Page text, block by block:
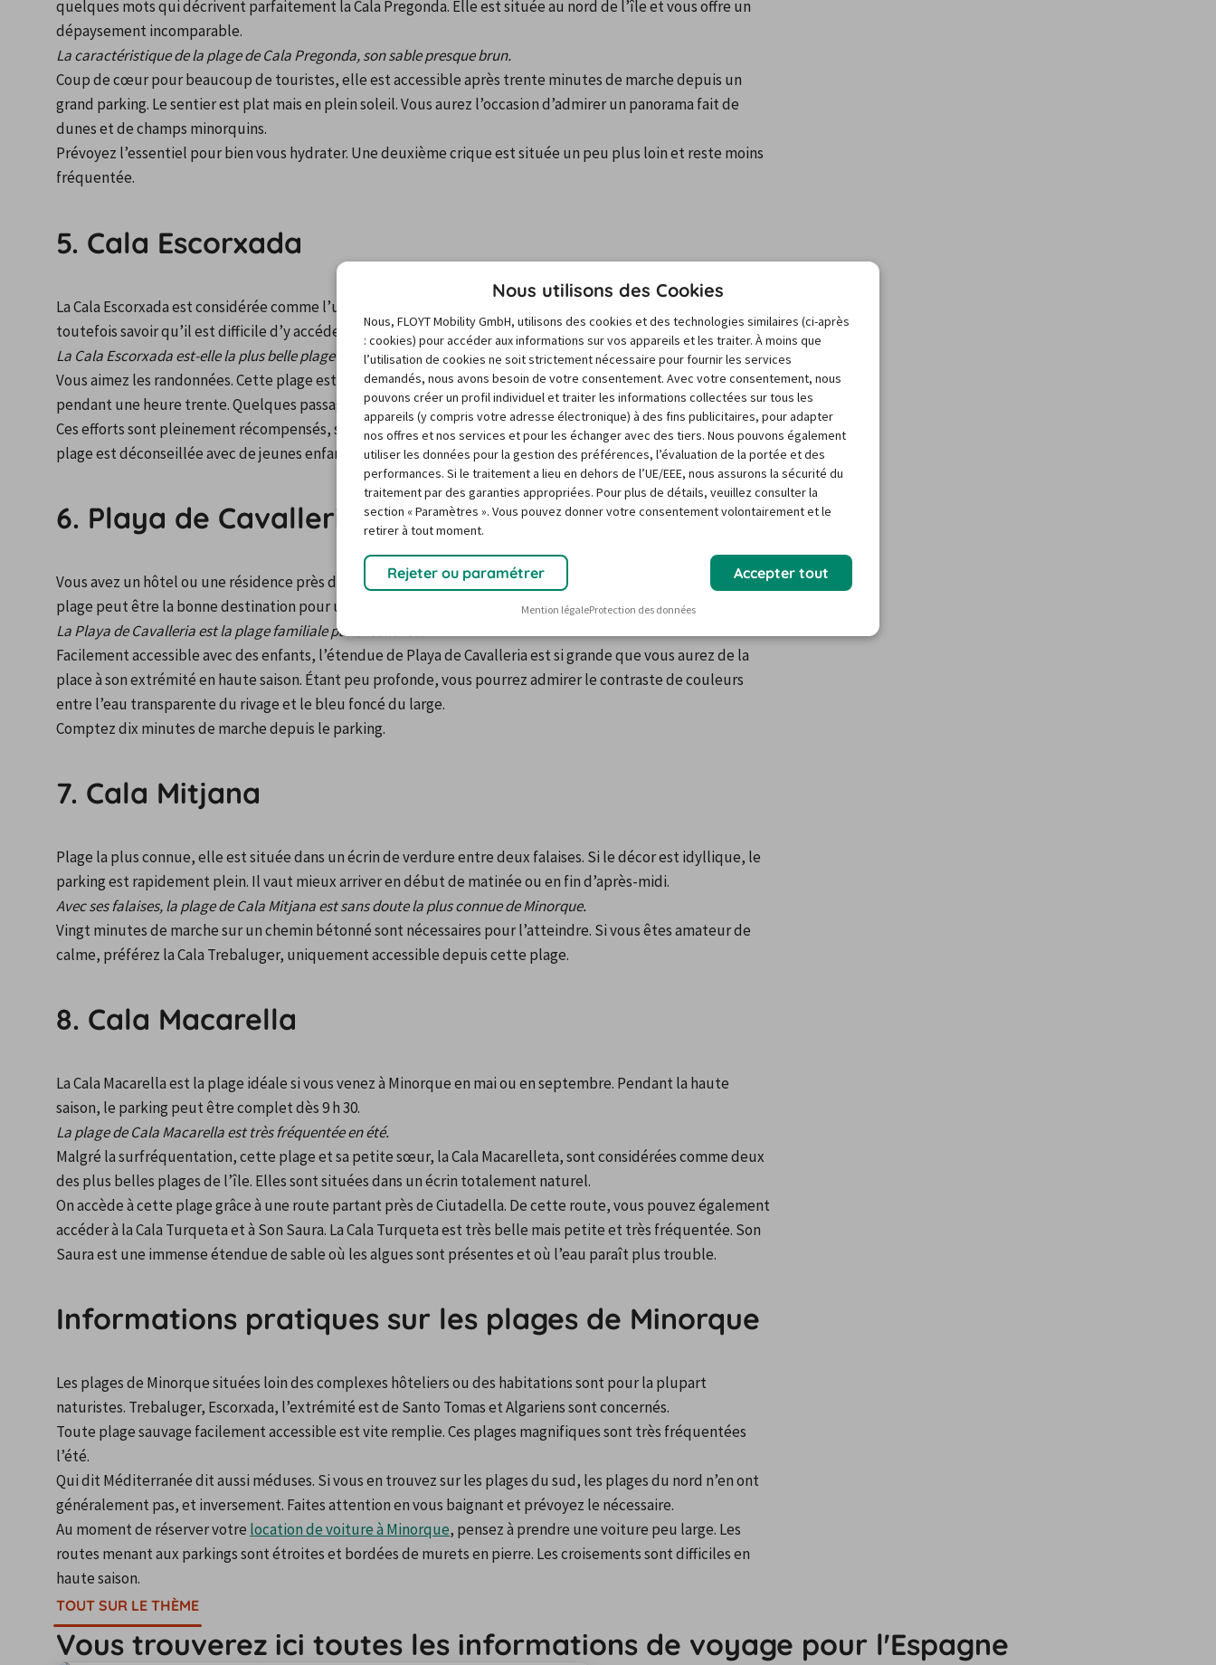
quelques mots qui décrivent parfaitement la Cala Pregonda. Elle est située au nord de l’île et vous offre un
dépaysement incomparable.
La caractéristique de la plage de Cala Pregonda, son sable presque brun.
Coup de cœur pour beaucoup de touristes, elle est accessible après trente minutes de marche depuis un
grand parking. Le sentier est plat mais en plein soleil. Vous aurez l’occasion d’admirer un panorama fait de
dunes et de champs minorquins.
Prévoyez l’essentiel pour bien vous hydrater. Une deuxième crique est située un peu plus loin et reste moins
fréquentée.
5. Cala Escorxada
La Cala Escorxada est considérée comme l’une des plus belles plages de Minorque. Peu fréquentée, il faut
toutefois savoir qu’il est difficile d’y accéder.
La Cala Escorxada est-elle la plus belle plage de Minorque.
Vous aimez les randonnées. Cette plage est faite pour vous. On ne l’atteint qu’après avoir parcouru un sentier
pendant une heure trente. Quelques passages sont très escarpés.
Ces efforts sont pleinement récompensés, sable blanc, rochers et eau turquoise sont au rendez-vous. Cette
plage est déconseillée avec de jeunes enfants ou si vous supportez mal les longues marches sous la chaleur.
6. Playa de Cavalleria
Vous avez un hôtel ou une résidence près de Fornells. Envie de découvrir les plages du nord de l’île. Cette
plage peut être la bonne destination pour un ou plusieurs après-midis.
La Playa de Cavalleria est la plage familiale par excellence.
Facilement accessible avec des enfants, l’étendue de Playa de Cavalleria est si grande que vous aurez de la
place à son extrémité en haute saison. Étant peu profonde, vous pourrez admirer le contraste de couleurs
entre l’eau transparente du rivage et le bleu foncé du large.
Comptez dix minutes de marche depuis le parking.
7. Cala Mitjana
Plage la plus connue, elle est située dans un écrin de verdure entre deux falaises. Si le décor est idyllique, le
parking est rapidement plein. Il vaut mieux arriver en début de matinée ou en fin d’après-midi.
Avec ses falaises, la plage de Cala Mitjana est sans doute la plus connue de Minorque.
Vingt minutes de marche sur un chemin bétonné sont nécessaires pour l’atteindre. Si vous êtes amateur de
calme, préférez la Cala Trebaluger, uniquement accessible depuis cette plage.
8. Cala Macarella
La Cala Macarella est la plage idéale si vous venez à Minorque en mai ou en septembre. Pendant la haute
saison, le parking peut être complet dès 9 h 30.
La plage de Cala Macarella est très fréquentée en été.
Malgré la surfréquentation, cette plage et sa petite sœur, la Cala Macarelleta, sont considérées comme deux
des plus belles plages de l’île. Elles sont situées dans un écrin totalement naturel.
On accède à cette plage grâce à une route partant près de Ciutadella. De cette route, vous pouvez également
accéder à la Cala Turqueta et à Son Saura. La Cala Turqueta est très belle mais petite et très fréquentée. Son
Saura est une immense étendue de sable où les algues sont présentes et où l’eau paraît plus trouble.
Informations pratiques sur les plages de Minorque
Les plages de Minorque situées loin des complexes hôteliers ou des habitations sont pour la plupart
naturistes. Trebaluger, Escorxada, l’extrémité est de Santo Tomas et Algariens sont concernés.
Toute plage sauvage facilement accessible est vite remplie. Ces plages magnifiques sont très fréquentées
l’été.
Qui dit Méditerranée dit aussi méduses. Si vous en trouvez sur les plages du sud, les plages du nord n’en ont
généralement pas, et inversement. Faites attention en vous baignant et prévoyez le nécessaire.
Au moment de réserver votre location de voiture à Minorque, pensez à prendre une voiture peu large. Les
routes menant aux parkings sont étroites et bordées de murets en pierre. Les croisements sont difficiles en
haute saison.
TOUT SUR LE THÈME
Vous trouverez ici toutes les informations de voyage pour l'Espagne
Nous utilisons des Cookies
Nous, FLOYT Mobility GmbH, utilisons des cookies et des technologies similaires (ci-après
: cookies) pour accéder aux informations sur vos appareils et les traiter. À moins que
l’utilisation de cookies ne soit strictement nécessaire pour fournir les services
demandés, nous avons besoin de votre consentement. Avec votre consentement, nous
pouvons créer un profil individuel et traiter les informations collectées sur tous les
appareils (y compris votre adresse électronique) à des fins publicitaires, pour adapter
nos offres et nos services et pour les échanger avec des tiers. Nous pouvons également
utiliser les données pour la gestion des préférences, l’évaluation de la portée et des
performances. Si le traitement a lieu en dehors de l’UE/EEE, nous assurons la sécurité du
traitement par des garanties appropriées. Pour plus de détails, veuillez consulter la
section « Paramètres ». Vous pouvez donner votre consentement volontairement et le
retirer à tout moment.
Rejeter ou paramétrer Accepter tout
Mention légaleProtection des données